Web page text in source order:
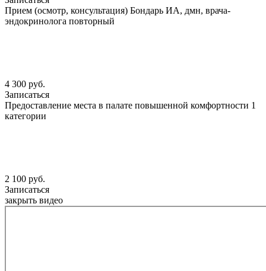
Прием (осмотр, консультация) Бондарь ИА, дмн, врача-
эндокринолога повторный
4 300 руб.
Записаться
Предоставление места в палате повышенной комфортности 1
категории
2 100 руб.
Записаться
закрыть видео